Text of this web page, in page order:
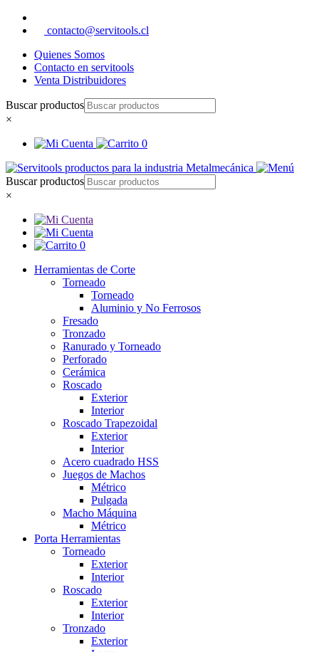
contacto@servitools.cl
Quienes Somos
Contacto en servitools
Venta Distribuidores
Buscar productos
×
0
Buscar productos
×
0
Herramientas de Corte
Torneado
Torneado
Aluminio y No Ferrosos
Fresado
Tronzado
Ranurado y Torneado
Perforado
Cerámica
Roscado
Exterior
Interior
Roscado Trapezoidal
Exterior
Interior
Acero cuadrado HSS
Juegos de Machos
Métrico
Pulgada
Macho Máquina
Métrico
Porta Herramientas
Torneado
Exterior
Interior
Roscado
Exterior
Interior
Tronzado
Exterior